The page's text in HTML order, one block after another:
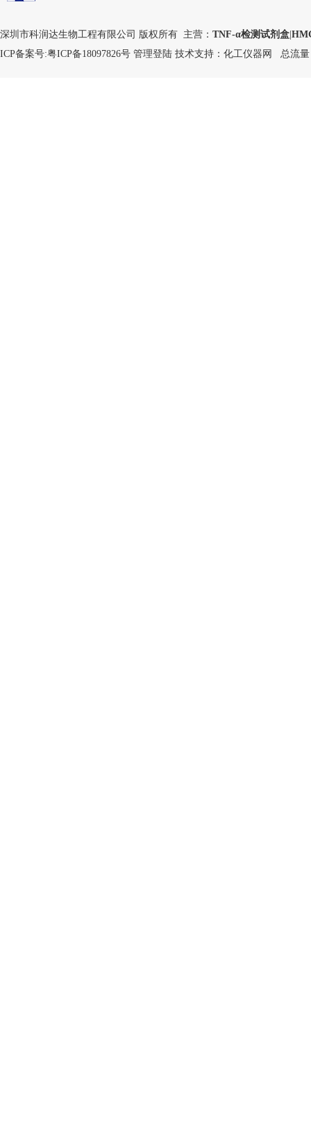
深圳市科润达生物工程有限公司 版权所有 主营： TNF-α检测试剂盒
ICP备案号:粤ICP备18097826号 管理登陆 技术支持： 化工仪器网 总流量